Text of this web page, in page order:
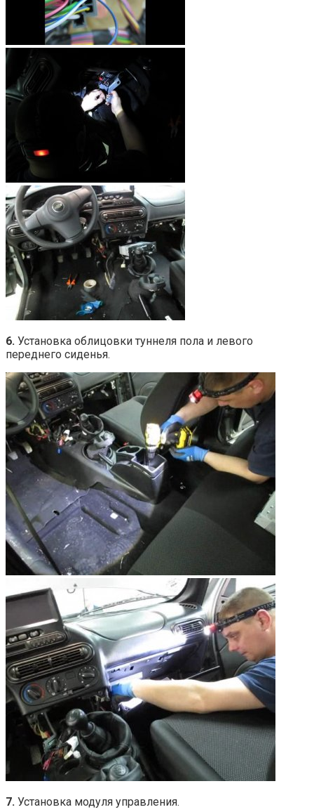
6. Установка облицовки туннеля пола и левого
переднего сиденья.
7. Установка модуля управления.